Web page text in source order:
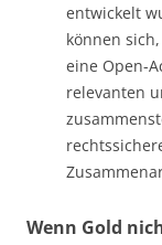
entwickelt
können
eine Open-
relevanten
Wenn Gold